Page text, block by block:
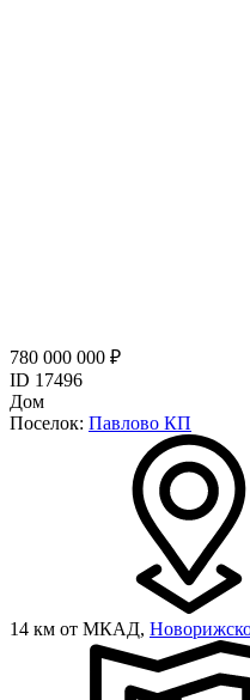
780 000 000 ₽
ID 17496
Дом
Поселок: Павлово КП
14 км от МКАД,